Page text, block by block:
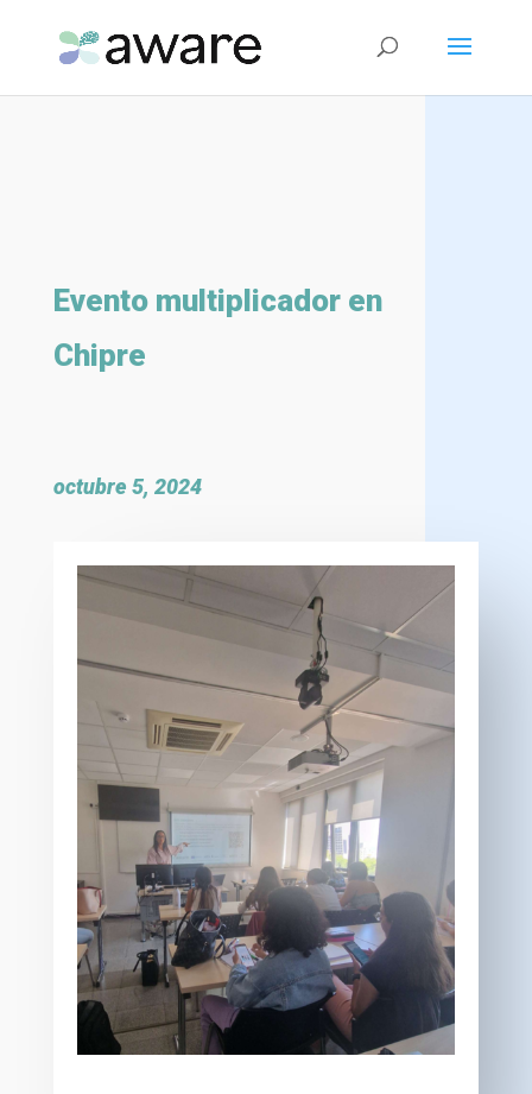
Evento multiplicador en
Chipre
octubre 5, 2024